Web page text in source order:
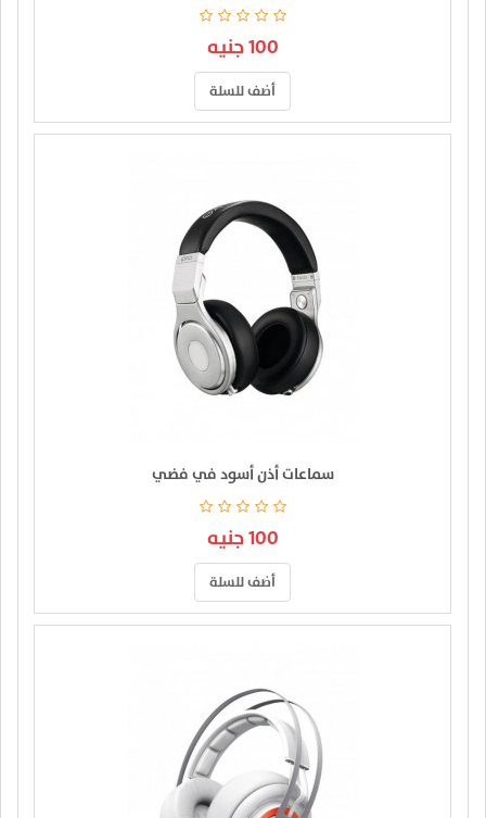
100 جنيه
أضف للسلة
سماعات أذن أسود في فضي
100 جنيه
أضف للسلة